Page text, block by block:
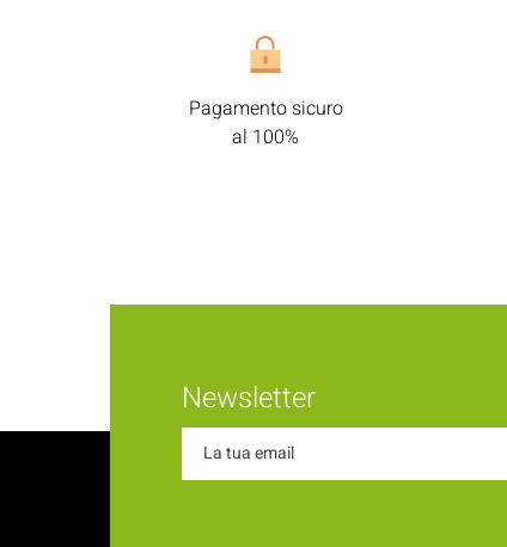
Pagamento sicuro
al 100%
Newsletter